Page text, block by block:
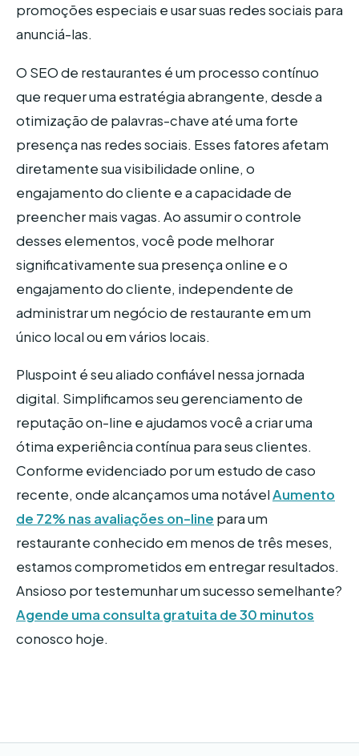
promoções especiais e usar suas redes sociais para
anunciá-las.
O SEO de restaurantes é um processo contínuo
que requer uma estratégia abrangente, desde a
otimização de palavras-chave até uma forte
presença nas redes sociais. Esses fatores afetam
diretamente sua visibilidade online, o
engajamento do cliente e a capacidade de
preencher mais vagas. Ao assumir o controle
desses elementos, você pode melhorar
significativamente sua presença online e o
engajamento do cliente, independente de
administrar um negócio de restaurante em um
único local ou em vários locais.
Pluspoint é seu aliado confiável nessa jornada
digital. Simplificamos seu gerenciamento de
reputação on-line e ajudamos você a criar uma
ótima experiência contínua para seus clientes.
Conforme evidenciado por um estudo de caso
recente, onde alcançamos uma notávelAumento
de 72% nas avaliações on-line para um
restaurante conhecido em menos de três meses,
estamos comprometidos em entregar resultados.
Ansioso por testemunhar um sucesso semelhante?
Agende uma consulta gratuita de 30 minutos
conosco hoje.